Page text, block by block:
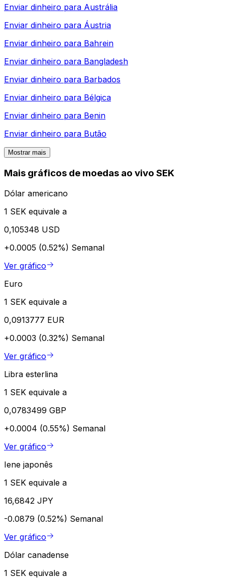
Enviar dinheiro para Austrália
Enviar dinheiro para Áustria
Enviar dinheiro para Bahrein
Enviar dinheiro para Bangladesh
Enviar dinheiro para Barbados
Enviar dinheiro para Bélgica
Enviar dinheiro para Benin
Enviar dinheiro para Butão
Mostrar mais
Mais gráficos de moedas ao vivo SEK
Dólar americano
1 SEK equivale a
0,105348 USD
+0.0005 (0.52%) Semanal
Ver gráfico
Euro
1 SEK equivale a
0,0913777 EUR
+0.0003 (0.32%) Semanal
Ver gráfico
Libra esterlina
1 SEK equivale a
0,0783499 GBP
+0.0004 (0.55%) Semanal
Ver gráfico
Iene japonês
1 SEK equivale a
16,6842 JPY
-0.0879 (0.52%) Semanal
Ver gráfico
Dólar canadense
1 SEK equivale a